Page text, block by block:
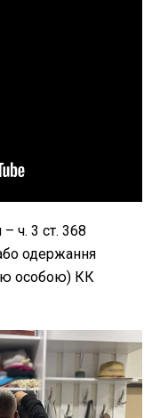
ч. 3 ст. 368
одержання
особою) КК